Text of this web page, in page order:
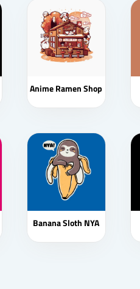
Anime Ramen Shop
Banana Sloth NYA